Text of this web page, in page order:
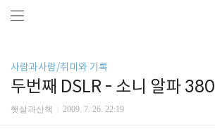
사람과사람/취미와 기록
두번째 DSLR - 소니 알파 380
햇살과산책 2009. 7. 26. 22:19